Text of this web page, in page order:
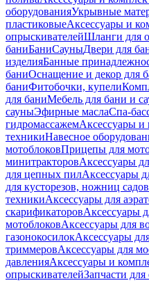
оборудованияУкрывные
пластиковыеАксессуары и
опрыскивателейШланги для
баниБаниСауныДвери для
изделияБанные
баниОснащение и декор для
баниФитобочки, купели
для баниМебель для бани и
сауныЭфирные маслаСпа-
гидромассажемАксессуары и
техникиНавесное
мотоблоковПрицепы для
минитракторовАксессуары
для цепных пилАксессуары
для кусторезов, ножниц
техникиАксессуары для
скарификаторовАксессуары
мотоблоковАксессуары для
газонокосилокАксессуары
триммеровАксессуары для
давленияАксессуары и
опрыскивателейЗапчасти